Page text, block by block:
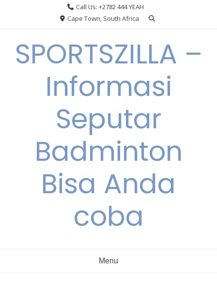
Call Us: +2782 444 YEAH
Cape Town, South Africa
SPORTSZILLA –
Informasi
Seputar
Badminton
Bisa Anda
coba
Menu